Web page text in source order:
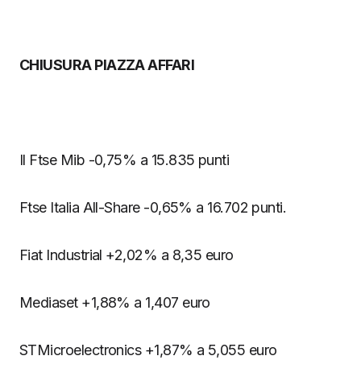
CHIUSURA PIAZZA AFFARI
Il Ftse Mib -0,75% a 15.835 punti
Ftse Italia All-Share -0,65% a 16.702 punti.
Fiat Industrial +2,02% a 8,35 euro
Mediaset +1,88% a 1,407 euro
STMicroelectronics +1,87% a 5,055 euro